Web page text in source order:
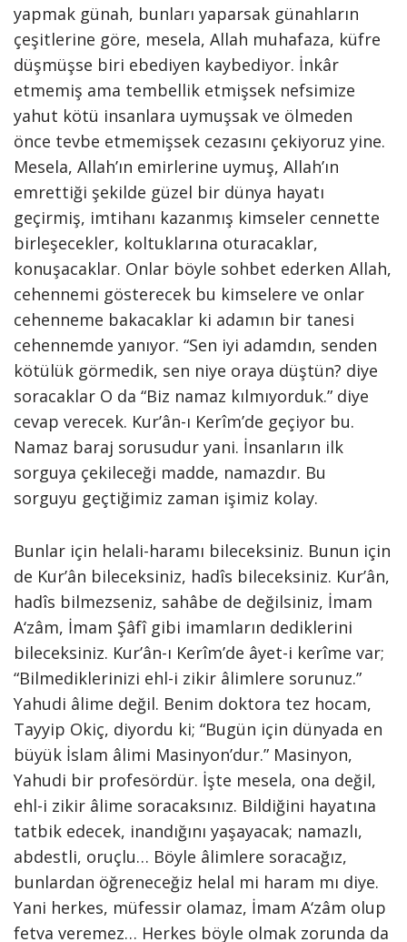
yapmak günah, bunları yaparsak günahların
çeşitlerine göre, mesela, Allah muhafaza, küfre
düşmüşse biri ebediyen kaybediyor. İnkâr
etmemiş ama tembellik etmişsek nefsimize
yahut kötü insanlara uymuşsak ve ölmeden
önce tevbe etmemişsek cezasını çekiyoruz yine.
Mesela, Allah’ın emirlerine uymuş, Allah’ın
emrettiği şekilde güzel bir dünya hayatı
geçirmiş, imtihanı kazanmış kimseler cennette
birleşecekler, koltuklarına oturacaklar,
konuşacaklar. Onlar böyle sohbet ederken Allah,
cehennemi gösterecek bu kimselere ve onlar
cehenneme bakacaklar ki adamın bir tanesi
cehennemde yanıyor. “Sen iyi adamdın, senden
kötülük görmedik, sen niye oraya düştün? diye
soracaklar O da “Biz namaz kılmıyorduk.” diye
cevap verecek. Kur’ân-ı Kerîm’de geçiyor bu.
Namaz baraj sorusudur yani. İnsanların ilk
sorguya çekileceği madde, namazdır. Bu
sorguyu geçtiğimiz zaman işimiz kolay.
Bunlar için helali-haramı bileceksiniz. Bunun için
de Kur’ân bileceksiniz, hadîs bileceksiniz. Kur’ân,
hadîs bilmezseniz, sahâbe de değilsiniz, İmam
A‘zâm, İmam Şâfî gibi imamların dediklerini
bileceksiniz. Kur’ân-ı Kerîm’de âyet-i kerîme var;
“Bilmediklerinizi ehl-i zikir âlimlere sorunuz.”
Yahudi âlime değil. Benim doktora tez hocam,
Tayyip Okiç, diyordu ki; “Bugün için dünyada en
büyük İslam âlimi Masinyon’dur.” Masinyon,
Yahudi bir profesördür. İşte mesela, ona değil,
ehl-i zikir âlime soracaksınız. Bildiğini hayatına
tatbik edecek, inandığını yaşayacak; namazlı,
abdestli, oruçlu… Böyle âlimlere soracağız,
bunlardan öğreneceğiz helal mi haram mı diye.
Yani herkes, müfessir olamaz, İmam A‘zâm olup
fetva veremez… Herkes böyle olmak zorunda da